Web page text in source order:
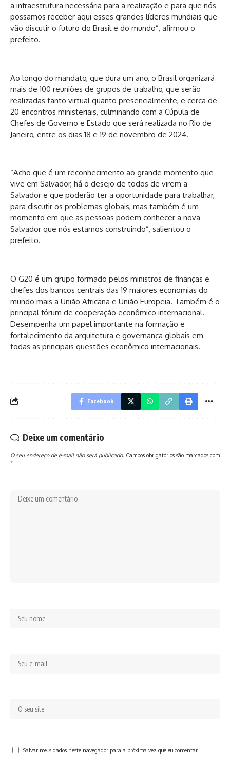
a infraestrutura necessária para a realização e para que nós
possamos receber aqui esses grandes líderes mundiais que
vão discutir o futuro do Brasil e do mundo”, afirmou o
prefeito.
Ao longo do mandato, que dura um ano, o Brasil organizará
mais de 100 reuniões de grupos de trabalho, que serão
realizadas tanto virtual quanto presencialmente, e cerca de
20 encontros ministeriais, culminando com a Cúpula de
Chefes de Governo e Estado que será realizada no Rio de
Janeiro, entre os dias 18 e 19 de novembro de 2024.
“Acho que é um reconhecimento ao grande momento que
vive em Salvador, há o desejo de todos de virem a
Salvador e que poderão ter a oportunidade para trabalhar,
para discutir os problemas globais, mas também é um
momento em que as pessoas podem conhecer a nova
Salvador que nós estamos construindo”, salientou o
prefeito.
O G20 é um grupo formado pelos ministros de finanças e
chefes dos bancos centrais das 19 maiores economias do
mundo mais a União Africana e União Europeia. Também é o
principal fórum de cooperação econômico internacional.
Desempenha um papel importante na formação e
fortalecimento da arquitetura e governança globais em
todas as principais questões econômico internacionais.
Facebook
Deixe um comentário
O seu endereço de e-mail não será publicado. Campos obrigatórios são marcados com
*
Salvar meus dados neste navegador para a próxima vez que eu comentar.